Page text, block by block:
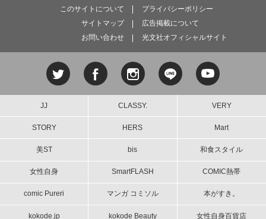
このサイトについて
プライバシーポリシー
サイトマップ
広告掲載について
お問い合わせ
光文社オフィシャルサイト
JJ CLASSY. VERY
STORY HERS Mart
美ST bis 和食スタイル
女性自身 SmartFLASH COMIC熱帯
comic Pureri マンガ コミソル 本がすき。
kokode.jp kokode Beauty 女性自身百貨店